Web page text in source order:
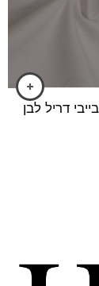
דריל לבן